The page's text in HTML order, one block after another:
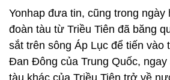
Yonhap đưa tin, cũng trong ngày
đoàn tàu từ Triều Tiên đã băng
sắt trên sông Áp Lục để tiến vào
Đan Đông của Trung Quốc, ngay
tàu khác của Triều Tiên trở về